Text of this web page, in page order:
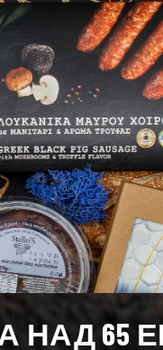
кКал
НАД 65